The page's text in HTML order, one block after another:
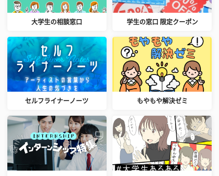
大学生の相談窓口 学生の窓口 限定クーポン
セルフライナーノーツ もやもや解決ゼミ